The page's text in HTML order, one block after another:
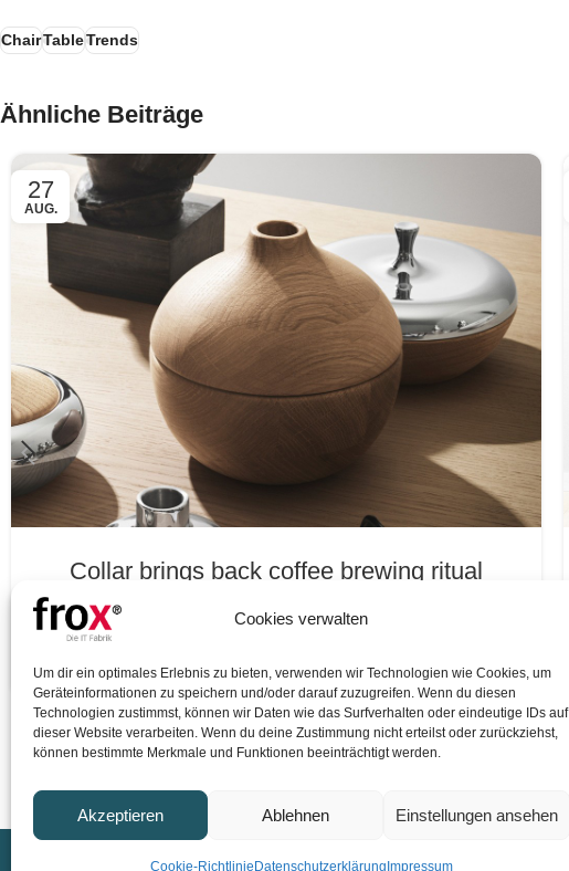
Cookies verwalten
Um dir ein optimales Erlebnis zu bieten, verwenden wir Technologien wie Cookies, um
Geräteinformationen zu speichern und/oder darauf zuzugreifen. Wenn du diesen
Technologien zustimmst, können wir Daten wie das Surfverhalten oder eindeutige IDs auf
dieser Website verarbeiten. Wenn du deine Zustimmung nicht erteilst oder zurückziehst,
können bestimmte Merkmale und Funktionen beeinträchtigt werden.
Akzeptieren Ablehnen Einstellungen ansehen
Cookie-Richtlinie Datenschutzerklärung Impressum
ChairTableTrends
Ähnliche Beiträge
27
AUG.
Collar brings back coffee brewing ritual
When it\'s about controlling hundreds of articles, product
pages for web shops, or user profiles in social networks, all